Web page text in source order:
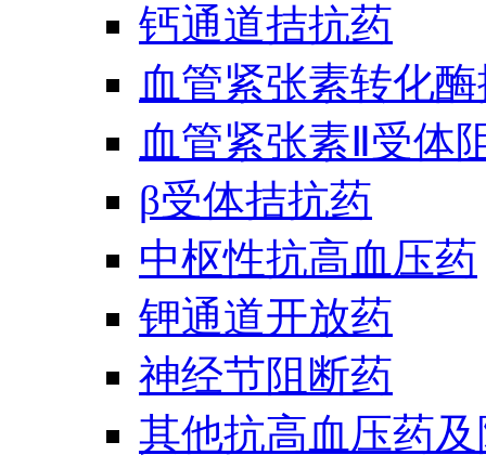
钙通道拮抗药
血管紧张素转化
血管紧张素Ⅱ受体
β受体拮抗药
中枢性抗高血压药
钾通道开放药
神经节阻断药
其他抗高血压药